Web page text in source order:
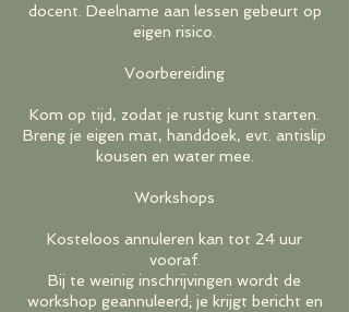
docent. Deelname aan lessen gebeurt op
eigen risico.
Voorbereiding
Kom op tijd, zodat je rustig kunt starten.
Breng je eigen mat, handdoek, evt. antislip
kousen en water mee.
Workshops
Kosteloos annuleren kan tot 24 uur
vooraf.
Bij te weinig inschrijvingen wordt de
workshop geannuleerd; je krijgt bericht en